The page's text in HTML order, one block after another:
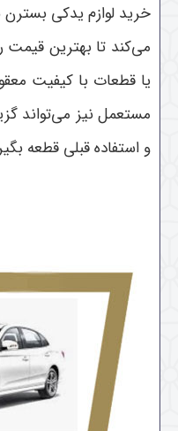
خرید لوازم یدکی
می‌کند تا بهترین قیمت
یا قطعات با کیفیت
مستعمل نیز می‌تواند
و استفاده قبلی قطعه